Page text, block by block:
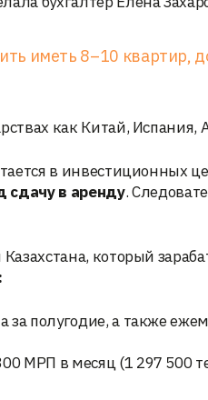
иметь 8–10 квартир,
как Китай, Испания,
в инвестиционных
сдачу в аренду.
который
за полугодие, а также
МРП в месяц (1 297 500